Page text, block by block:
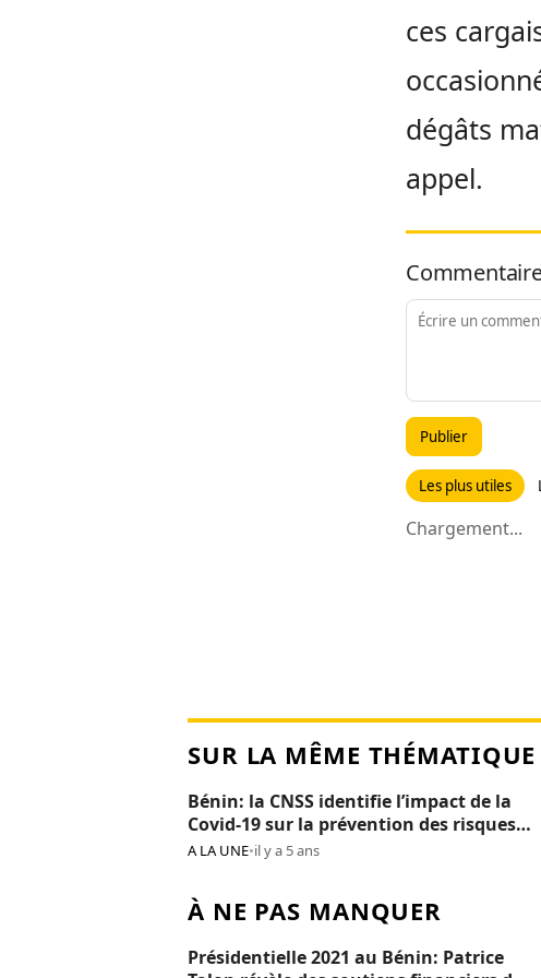
ces
dégâts
appel.
Publier
Les plus utiles
Chargement...
SUR LA MÊME THÉMATIQUE
Bénin: la CNSS identifie l’impact de la
Covid-19 sur la prévention des risques
professionnels
A LA UNE•il y a 5 ans
À NE PAS MANQUER
Présidentielle 2021 au Bénin: Patrice